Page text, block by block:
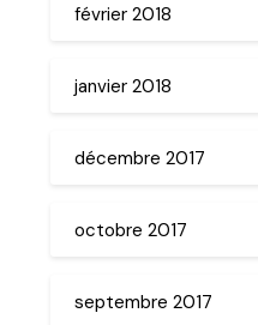
février 2018
janvier 2018
décembre 2017
octobre 2017
septembre 2017